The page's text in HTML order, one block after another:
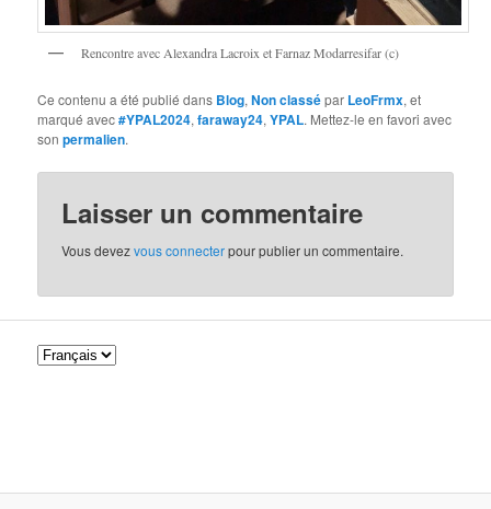
Rencontre avec Alexandra Lacroix et Farnaz Modarresifar (c)
Ce contenu a été publié dans Blog,Non classépar LeoFrmx, et
marqué avec#YPAL2024,faraway24,YPAL. Mettez-le en favori avec
sonpermalien.
Laisser un commentaire
Vous devezvous connecterpour publier un commentaire.
C
u